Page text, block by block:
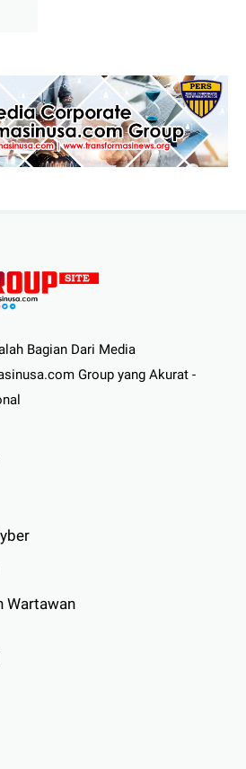
Bagian Dari Media
Group yang Akurat -
Wartawan